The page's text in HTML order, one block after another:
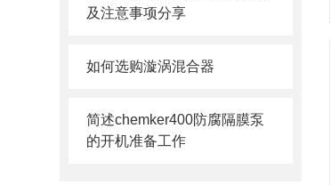
及注意事项分享
如何选购漩涡混合器
简述chemker400防腐隔膜泵
的开机准备工作